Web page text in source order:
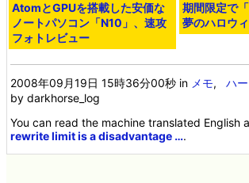
AtomとGPUを搭載した安価な
ノートパソコン「N10」、速攻
フォトレビュー
期間限定で
夢のハロウ
2008年09月19日 15時36分00秒 in メモ,ハ
by darkhorse_log
You can read the machine translated English
rewrite limit is a disadvantage ….